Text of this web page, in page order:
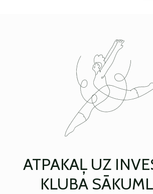
ATPAKAĻ UZ
KLUBA